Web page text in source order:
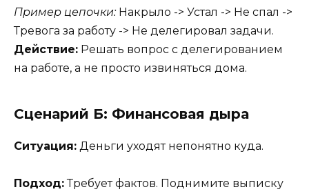
Пример цепочки:Накрыло -> Устал -> Не спал ->
Тревога за работу -> Не делегировал задачи.
Действие: Решать вопрос с делегированием
на работе, а не просто извиняться дома.
Сценарий Б: Финансовая дыра
Ситуация: Деньги уходят непонятно куда.
Подход:Требует фактов. Поднимите выписку